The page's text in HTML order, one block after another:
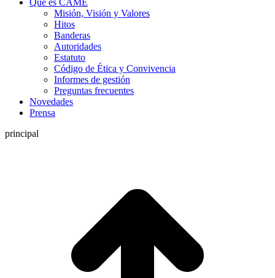
Qué es CAME
Misión, Visión y Valores
Hitos
Banderas
Autoridades
Estatuto
Código de Ética y Convivencia
Informes de gestión
Preguntas frecuentes
Novedades
Prensa
principal